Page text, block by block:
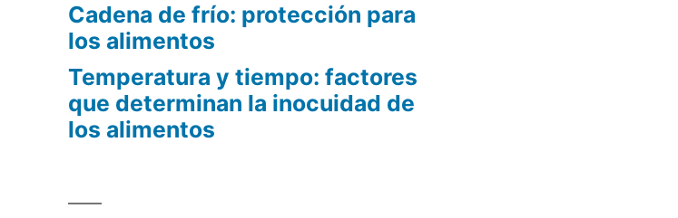
Cadena de frío: protección para
los alimentos
Temperatura y tiempo: factores
que determinan la inocuidad de
los alimentos